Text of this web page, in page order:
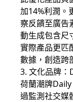
加14%利潤。
察反饋至廣告
動生成包含尺
實際產品更匹
數據，創造跨
3. 文化品牌
荷蘭潮牌
過監測社交媒